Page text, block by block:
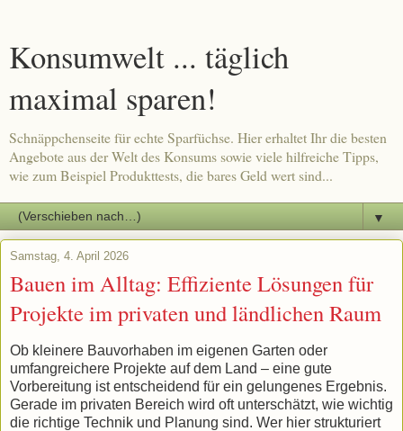
Konsumwelt ... täglich
maximal sparen!
Schnäppchenseite für echte Sparfüchse. Hier erhaltet Ihr die besten
Angebote aus der Welt des Konsums sowie viele hilfreiche Tipps,
wie zum Beispiel Produkttests, die bares Geld wert sind...
▼
Samstag, 4. April 2026
Bauen im Alltag: Effiziente Lösungen für
Projekte im privaten und ländlichen Raum
Ob kleinere Bauvorhaben im eigenen Garten oder
umfangreichere Projekte auf dem Land – eine gute
Vorbereitung ist entscheidend für ein gelungenes Ergebnis.
Gerade im privaten Bereich wird oft unterschätzt, wie wichtig
die richtige Technik und Planung sind. Wer hier strukturiert